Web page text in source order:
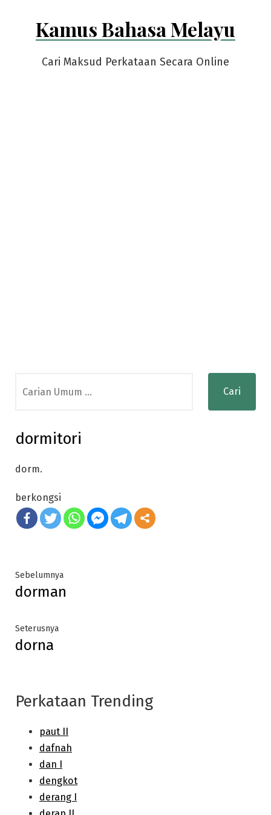
Kamus Bahasa Melayu
Cari Maksud Perkataan Secara Online
for:
dormitori
dorm.
berkongsi
Post
navigation
SebelumnyaPrevious
post:
dorman
SeterusnyaNext
dorna
Perkataan Trending